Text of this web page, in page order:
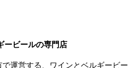
運営する、ワインとベルギービー